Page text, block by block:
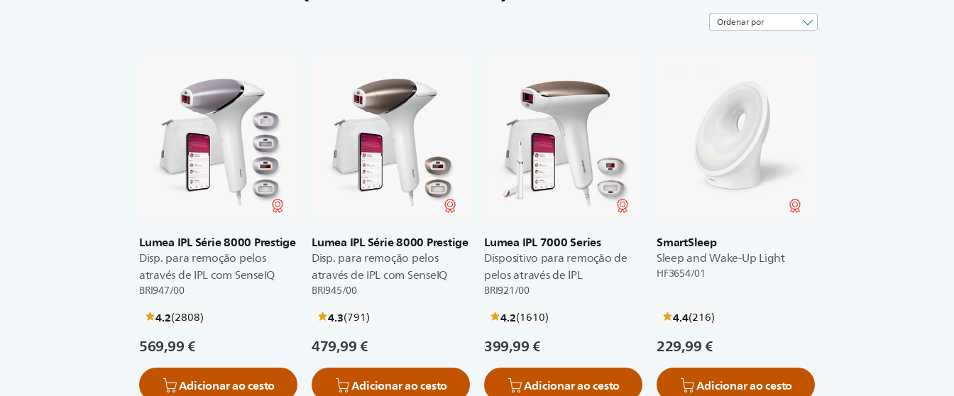
Lumea IPL Série 8000 Prestige
Disp. para remoção pelos
através de IPL com SenseIQ
BRI947/00
4.2(2808críticas
)
569,99 €
Adicionar ao cesto
Lumea IPL Série 8000 Prestige
Disp. para remoção pelos
através de IPL com SenseIQ
BRI945/00
4.3(791críticas
)
479,99 €
Adicionar ao cesto
Lumea IPL 7000 Series
Dispositivo para remoção de
pelos através de IPL
BRI921/00
4.2(1610críticas
)
399,99 €
Adicionar ao cesto
SmartSleep
Sleep and Wake-Up Light
HF3654/01
4.4(216críticas
)
229,99 €
Adicionar ao cesto